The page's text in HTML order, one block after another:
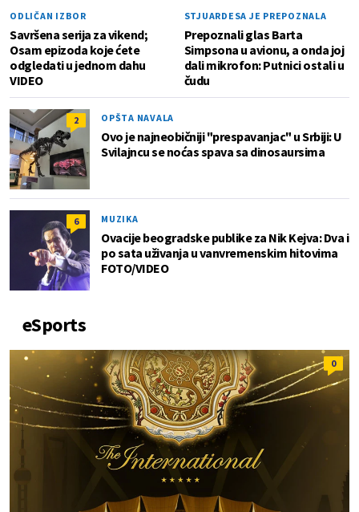
ODLIČAN IZBOR
Savršena serija za vikend;
Osam epizoda koje ćete
odgledati u jednom dahu
VIDEO
STJUARDESA JE PREPOZNALA
Prepoznali glas Barta
Simpsona u avionu, a onda joj
dali mikrofon: Putnici ostali u
čudu
2 OPŠTA NAVALA
Ovo je najneobičniji "prespavanjac" u Srbiji: U
Svilajncu se noćas spava sa dinosaursima
6 MUZIKA
Ovacije beogradske publike za Nik Kejva: Dva i
po sata uživanja u vanvremenskim hitovima
FOTO/VIDEO
eSports
0